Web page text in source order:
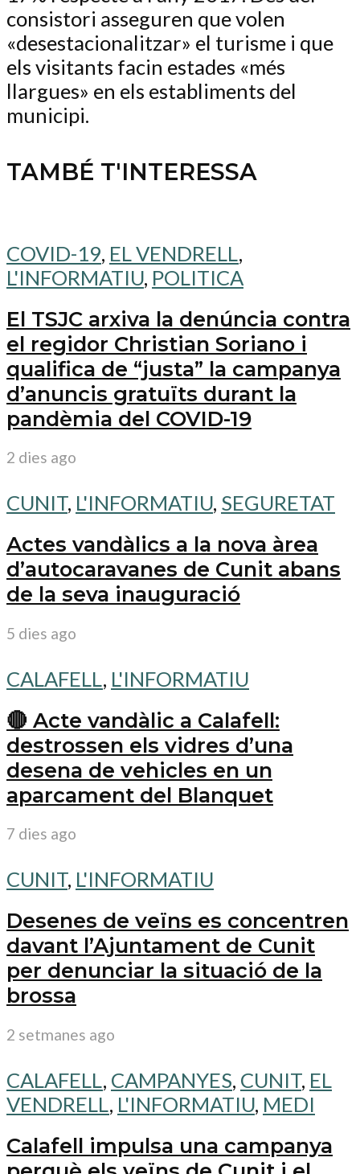
consistori asseguren que volen
«desestacionalitzar» el turisme i que
els visitants facin estades «més
llargues» en els establiments del
municipi.
TAMBÉ T'INTERESSA
COVID-19, EL VENDRELL ,
L'INFORMATIU, POLITICA
El TSJC arxiva la denúncia contra
el regidor Christian Soriano i
qualifica de “justa” la campanya
d’anuncis gratuïts durant la
pandèmia del COVID-19
2 dies ago
CUNIT, L'INFORMATIU, SEGURETAT
Actes vandàlics a la nova àrea
d’autocaravanes de Cunit abans
de la seva inauguració
5 dies ago
CALAFELL , L'INFORMATIU
🔴 Acte vandàlic a Calafell:
destrossen els vidres d’una
desena de vehicles en un
aparcament del Blanquet
7 dies ago
CUNIT, L'INFORMATIU
Desenes de veïns es concentren
davant l’Ajuntament de Cunit
per denunciar la situació de la
brossa
2 setmanes ago
CALAFELL , CAMPANYES, CUNIT, EL
VENDRELL , L'INFORMATIU, MEDI
Calafell impulsa una campanya